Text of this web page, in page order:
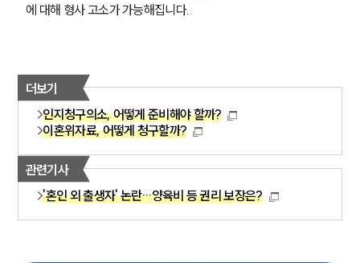
에 대해 형사 고소가 가능해집니다.
더보기
인지청구의소, 어떻게 준비해야 할까?
이혼위자료, 어떻게 청구할까?
관련기사
'혼인 외 출생자' 논란…양육비 등 권리 보장은?